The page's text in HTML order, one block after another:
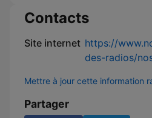
Contacts
Site internet https://
des-radios/
Mettre à jour cette information
Partager